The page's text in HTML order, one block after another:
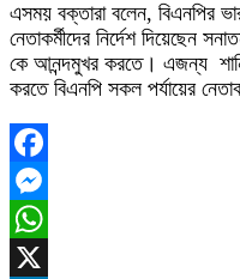
এসময় বক্তারা বলেন, বিএনপির
নেতাকর্মীদের নির্দেশ দিয়েছেন
কে আনন্দমুখর করতে। এজন্য
করতে বিএনপি সকল পর্যায়ের
Facebook
Messenger
WhatsApp